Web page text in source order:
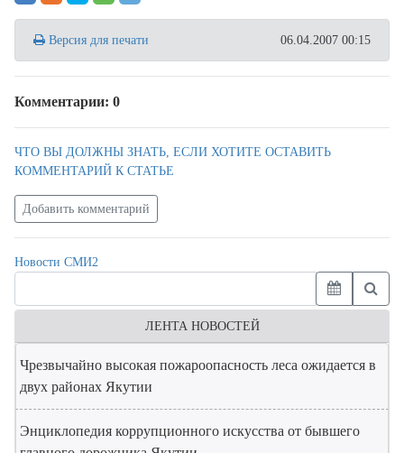
Версия для печати 06.04.2007 00:15
Комментарии: 0
ЧТО ВЫ ДОЛЖНЫ ЗНАТЬ, ЕСЛИ ХОТИТЕ ОСТАВИТЬ
КОММЕНТАРИЙ К СТАТЬЕ
Добавить комментарий
Новости СМИ2
ЛЕНТА НОВОСТЕЙ
Чрезвычайно высокая пожароопасность леса ожидается в
двух районах Якутии
Энциклопедия коррупционного искусства от бывшего